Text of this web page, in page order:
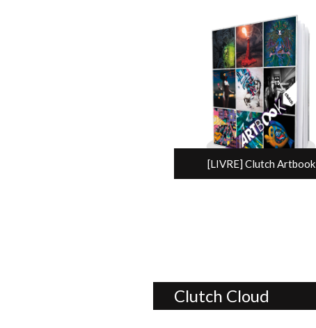
[LIVRE] Clutch Artbook
Clutch Cloud